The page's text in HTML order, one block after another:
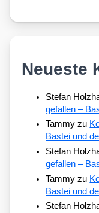
Neueste
Stefan
gefallen –
Tammy zu
Bastei und
Stefan
gefallen –
Tammy zu
Bastei und
Stefan